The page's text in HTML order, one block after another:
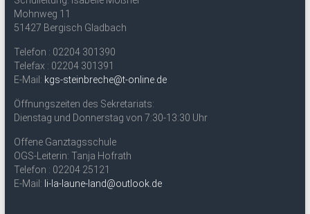
Mohnweg 11
51427 Bergisch Gladbach
Telefon : 02204 301390
Telefax : 02204 301391
E-Mail: kgs-steinbreche@t-online.de
Öffnungszeiten des Sekretariats:
Dienstag und Donnerstag von 7:30-13:30 Uhr
Offene Ganztagsschule
OGS-Leiterin: Tanja Hofrath
Telefon : 02204 25121
E-Mail: li-la-laune-land@outlook.de